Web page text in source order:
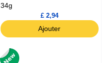
34g
£ 2,94
Ajouter